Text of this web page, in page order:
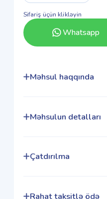
Sifariş üçün klikləyin
Whatsapp
Məhsul haqqında
Məhsulun detalları
Çatdırılma
Rahat taksitlə ödə